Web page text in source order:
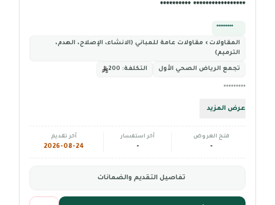
***************** **********
*********
المقاولات › مقاولات عامة للمباني (الانشاء، الإصلاح، الهدم،
الترميم)
تجمع الرياض الصحي الأول التكلفة:
*********
عرض المزيد
فتح العروض
-
آخر استفسار
-
آخر تقديم
2026-08-24
تفاصيل التقديم والضمانات